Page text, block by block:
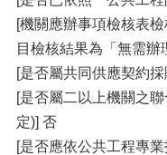
[機關應辦事項檢核表
目檢核結果為「無需辦
[是否屬共同供應契約
[是否屬二以上機關之
定)] 否
[是否應依公共工程專